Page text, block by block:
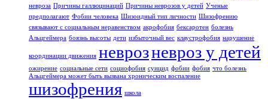
невроза Причины галлюцинаций Причины неврозов у детей Ученые
предполагают Фобии человека Шизоидный тип личности Шизофрению
связывают с социальным неравенством акрофобия бексаротен болезнь
Альцгеймера боязнь высоты дети избыточный вес клаустрофобия нарушение
координации движения неврозневроз у детей
ожирение социальные сети социофобия суицид фобии фобия что болезнь
Альцгеймера может быть вызвана хроническим воспаление
шизофрения школа